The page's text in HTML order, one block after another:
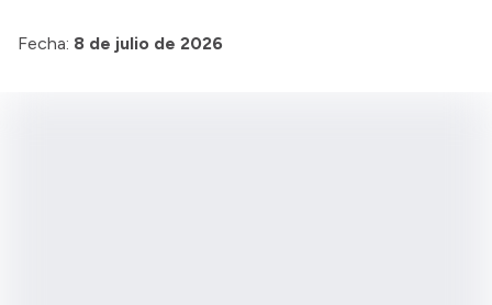
Fecha: 8 de julio de 2026